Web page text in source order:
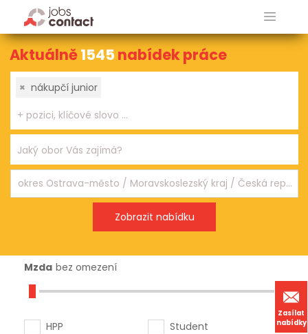
Zasílat
nabídky
Aktuálně1545 nabídek práce
× nákupčí junior
Mzda bez omezení
HPP
Student